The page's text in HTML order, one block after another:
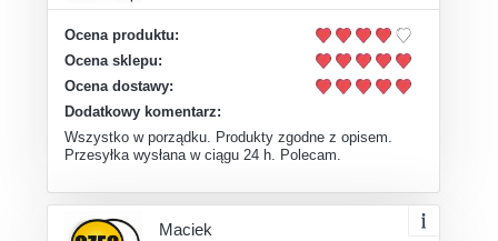
Ocena produktu:
Ocena sklepu:
Ocena dostawy:
Dodatkowy komentarz:
Wszystko w porządku. Produkty zgodne z opisem.
Przesyłka wysłana w ciągu 24 h. Polecam.
Maciek